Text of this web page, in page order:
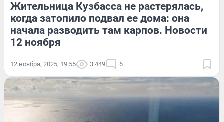
Жительница Кузбасса не растерялась,
когда затопило подвал ее дома: она
начала разводить там карпов. Новости
12 ноября
12 ноября, 2025, 19:55 3 449 6